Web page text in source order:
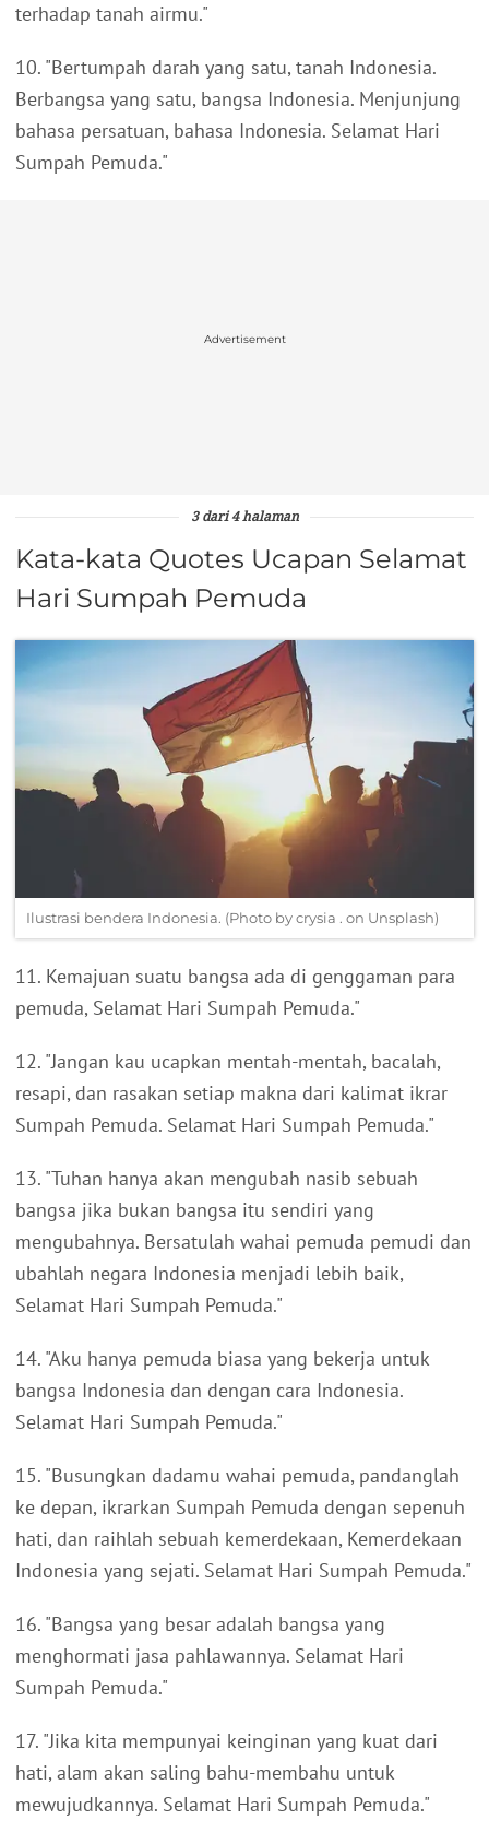
terhadap tanah airmu."
10. "Bertumpah darah yang satu, tanah Indonesia.
Berbangsa yang satu, bangsa Indonesia. Menjunjung
bahasa persatuan, bahasa Indonesia. Selamat Hari
Sumpah Pemuda."
Advertisement
3 dari 4 halaman
Kata-kata Quotes Ucapan Selamat
Hari Sumpah Pemuda
Ilustrasi bendera Indonesia. (Photo by crysia . on Unsplash)
11. Kemajuan suatu bangsa ada di genggaman para
pemuda, Selamat Hari Sumpah Pemuda."
12. "Jangan kau ucapkan mentah-mentah, bacalah,
resapi, dan rasakan setiap makna dari kalimat ikrar
Sumpah Pemuda. Selamat Hari Sumpah Pemuda."
13. "Tuhan hanya akan mengubah nasib sebuah
bangsa jika bukan bangsa itu sendiri yang
mengubahnya. Bersatulah wahai pemuda pemudi dan
ubahlah negara Indonesia menjadi lebih baik,
Selamat Hari Sumpah Pemuda."
14. "Aku hanya pemuda biasa yang bekerja untuk
bangsa Indonesia dan dengan cara Indonesia.
Selamat Hari Sumpah Pemuda."
15. "Busungkan dadamu wahai pemuda, pandanglah
ke depan, ikrarkan Sumpah Pemuda dengan sepenuh
hati, dan raihlah sebuah kemerdekaan, Kemerdekaan
Indonesia yang sejati. Selamat Hari Sumpah Pemuda."
16. "Bangsa yang besar adalah bangsa yang
menghormati jasa pahlawannya. Selamat Hari
Sumpah Pemuda."
17. "Jika kita mempunyai keinginan yang kuat dari
hati, alam akan saling bahu-membahu untuk
mewujudkannya. Selamat Hari Sumpah Pemuda."